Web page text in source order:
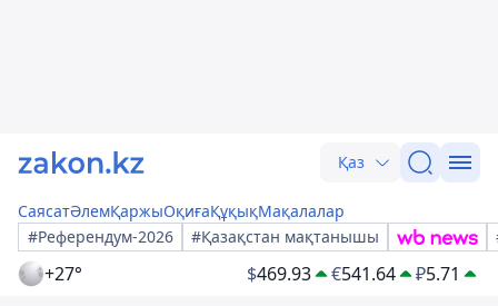
Қаз
СаясатӘлемҚаржыОқиғаҚұқықМақалалар
#Референдум-2026
#Қазақстан мақтанышы
+27° $469.93 €541.64 ₽5.71